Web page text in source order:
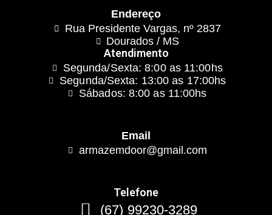
Endereço
Rua Presidente Vargas, nº 2837
Dourados / MS
Atendimento
Segunda/Sexta: 8:00 as 11:00hs
Segunda/Sexta: 13:00 as 17:00hs
Sábados: 8:00 as 11:00hs
Email
armazemdoor@gmail.com
Telefone
(67) 99230-3289